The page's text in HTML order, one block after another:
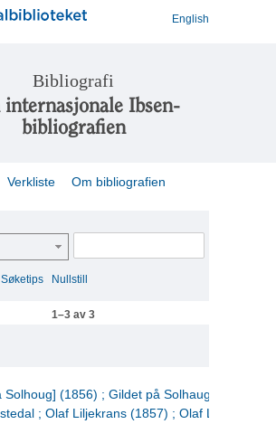
English
Bibliografi
internasjonale Ibsen-
bibliografien
Verkliste Om bibliografien
Søketips Nullstill
1–3 av 3
Solhoug] (1856) ; Gildet på Solhaug (1883) ;
; Olaf Liljekrans (1857) ; Olaf Liljekrans